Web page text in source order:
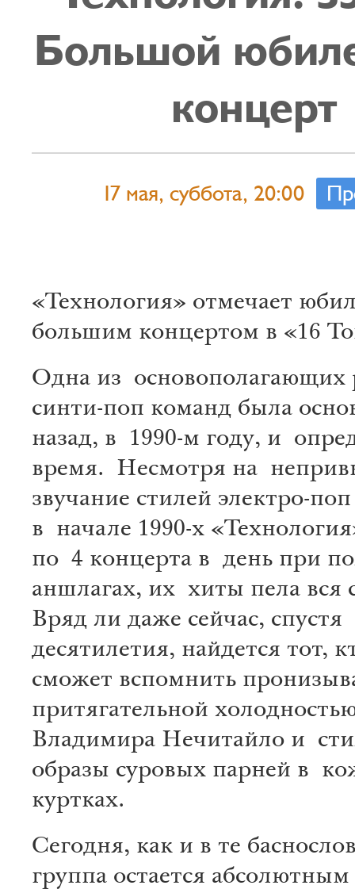
Большой
концерт
17 мая, суббота, 20:00
«Технология» отмечает
большим концертом в «16
Одна из основополагающих
синти-поп команд была
назад, в 1990-м году, и
время. Несмотря на
звучание стилей электро-
в начале 1990-х
по 4 концерта в день при
аншлагах, их хиты пела вся
Вряд ли даже сейчас, спустя
десятилетия, найдется тот,
сможет вспомнить
притягательной
Владимира Нечитайло и
образы суровых парней в
куртках.
Сегодня, как и в те
группа остается абсолютным